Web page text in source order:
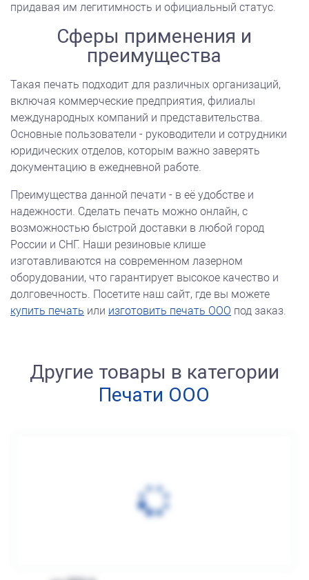
придавая им легитимность и официальный статус.
Сферы применения и
преимущества
Такая печать подходит для различных организаций,
включая коммерческие предприятия, филиалы
международных компаний и представительства.
Основные пользователи - руководители и сотрудники
юридических отделов, которым важно заверять
документацию в ежедневной работе.
Преимущества данной печати - в её удобстве и
надежности. Сделать печать можно онлайн, с
возможностью быстрой доставки в любой город
России и СНГ. Наши резиновые клише
изготавливаются на современном лазерном
оборудовании, что гарантирует высокое качество и
долговечность. Посетите наш сайт, где вы можете
купить печать или изготовить печать ООО под заказ.
Другие товары в категории
Печати ООО